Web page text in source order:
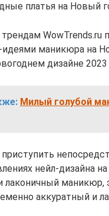
платья на Новый
WowTrends.ru
маникюра на
дизайне 2023
Милый голубой
нейл-дизайна
маникюр,
аккуратный и